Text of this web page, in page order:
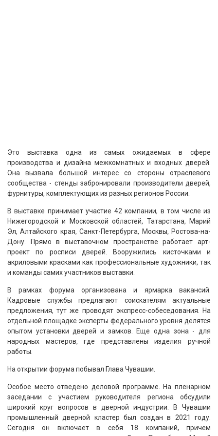
Это выставка одна из самых ожидаемых в сфере
производства и дизайна межкомнатных и входных дверей.
Она вызвала большой интерес со стороны отраслевого
сообщества - стенды забронировали производители дверей,
фурнитуры, комплектующих из разных регионов России.
В выставке принимает участие 42 компании, в том числе из
Нижегородской и Московской областей, Татарстана, Марий
Эл, Алтайского края, Санкт-Петербурга, Москвы, Ростова-на-
Дону. Прямо в выставочном пространстве работает арт-
проект по росписи дверей. Вооружились кисточками и
акриловыми красками как профессиональные художники, так
и команды самих участников выставки.
В рамках форума организована и ярмарка вакансий.
Кадровые службы предлагают соискателям актуальные
предложения, тут же проводят экспресс-собеседования. На
отдельной площадке эксперты федерального уровня делятся
опытом установки дверей и замков. Еще одна зона - для
народных мастеров, где представлены изделия ручной
работы.
На открытии форума побывал Глава Чувашии.
Особое место отведено деловой программе. На пленарном
заседании с участием руководителя региона обсудили
широкий круг вопросов в дверной индустрии. В Чувашии
промышленный дверной кластер был создан в 2021 году.
Сегодня он включает в себя 18 компаний, причем